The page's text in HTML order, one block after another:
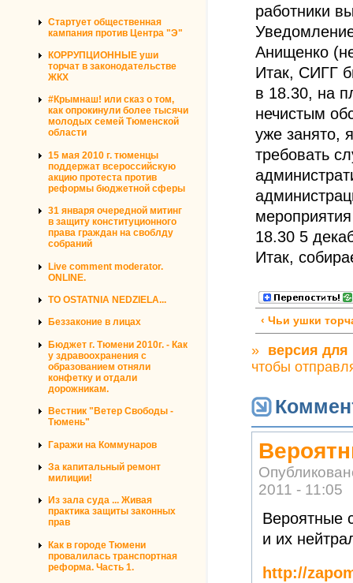
Стартует общественная
кампания против Центра "Э"
КОРРУПЦИОННЫЕ уши
торчат в законодательстве
ЖКХ
#Крымнаш! или сказ о том,
как опрокинули более тысячи
молодых семей Тюменской
области
15 мая 2010 г. тюменцы
поддержат всероссийскую
акцию протеста против
реформы бюджетной сферы
31 января очередной митинг
в защиту конституционного
права граждан на своблду
собраний
Live comment moderator.
ONLINE.
TO OSTATNIA NEDZIELA...
Беззаконие в лицах
Бюджет г. Тюмени 2010г. - Как
у здравоохранения с
образованием отняли
конфетку и отдали
дорожникам.
Вестник "Ветер Свободы -
Тюмень"
Гаражи на Коммунаров
За капитальный ремонт
милиции!
Из зала суда ... Живая
практика защиты законных
прав
Как в городе Тюмени
провалилась транспортная
реформа. Часть 1.
работники
Анищенко
Итак, СИГГ
в 18.30, на
нечистым
уже занято,
требовать
18.30 5
Итак,
‹ Чьи ушки
» версия для
чтобы
2011 - 11:05
Вероятные
и их
http://